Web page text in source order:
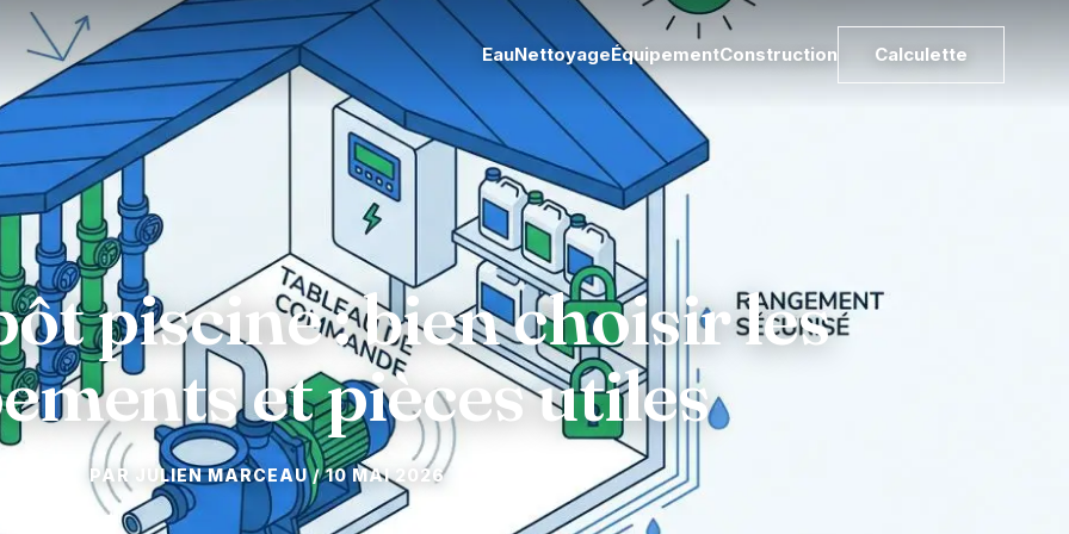
EauNettoyageÉquipementConstruction Calculette
piscine : bien choisir les
et pièces utiles
10 MAI 2026